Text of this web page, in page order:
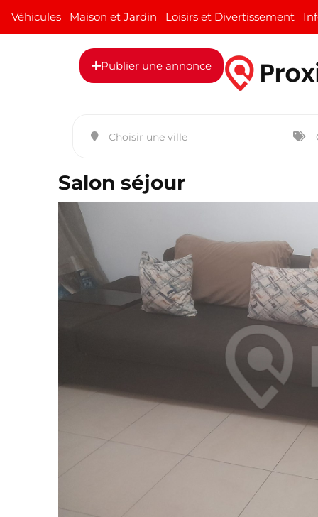
Véhicules Maison et Jardin Loisirs et Divertissement
Publier une annonce
Salon séjour